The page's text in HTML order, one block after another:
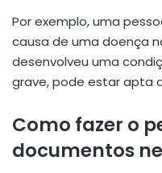
Por exemplo, uma
causa de uma doença
desenvolveu uma
grave, pode estar apta
Como fazer o
documentos